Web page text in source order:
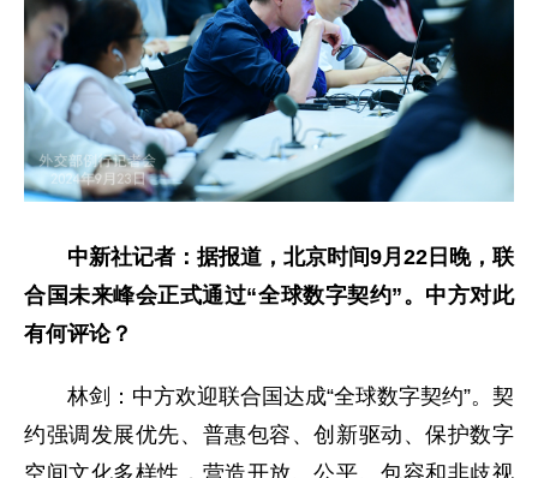
中新社记者：据报道，北京时间9月22日晚，联
合国未来峰会正式通过“全球数字契约”。中方对此
有何评论？
林剑：中方欢迎联合国达成“全球数字契约”。契
约强调发展优先、普惠包容、创新驱动、保护数字
空间文化多样性，营造开放、公平、包容和非歧视